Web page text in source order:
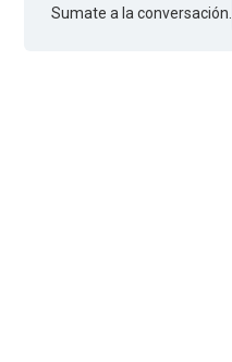
Sumate a la conversación.